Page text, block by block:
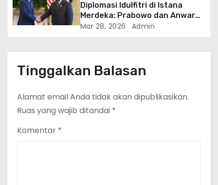
Diplomasi Idulfitri di Istana
Merdeka: Prabowo dan Anwar
Ibrahim Bahas Solusi Damai
Mar 28, 2026 Admin
Tinggalkan Balasan
Alamat email Anda tidak akan dipublikasikan.
Ruas yang wajib ditandai *
Komentar *